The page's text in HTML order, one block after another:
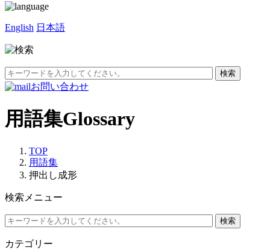
English 日本語
お問い合わせ
用語集Glossary
TOP
用語集
押出し成形
検索メニュー
カテゴリー